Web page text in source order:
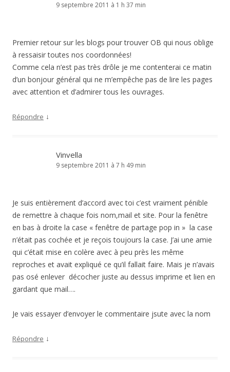
9 septembre 2011 à 1 h 37 min
Premier retour sur les blogs pour trouver OB qui nous oblige
à ressaisir toutes nos coordonnées!
Comme cela n’est pas très drôle je me contenterai ce matin
d’un bonjour général qui ne m’empêche pas de lire les pages
avec attention et d’admirer tous les ouvrages.
Répondre ↓
Vinvella
9 septembre 2011 à 7 h 49 min
Je suis entièrement d’accord avec toi c’est vraiment pénible
de remettre à chaque fois nom,mail et site. Pour la fenêtre
en bas à droite la case « fenêtre de partage pop in » la case
n’était pas cochée et je reçois toujours la case. J’ai une amie
qui c’était mise en colère avec à peu près les même
reproches et avait expliqué ce qu’il fallait faire. Mais je n’avais
pas osé enlever décocher juste au dessus imprime et lien en
gardant que mail….
Je vais essayer d’envoyer le commentaire jsute avec la nom
Répondre ↓